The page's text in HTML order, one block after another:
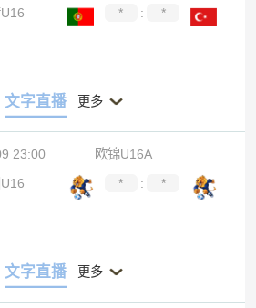
* :
*
文字直播 更多
23:00
欧锦U16A
* :
*
文字直播 更多